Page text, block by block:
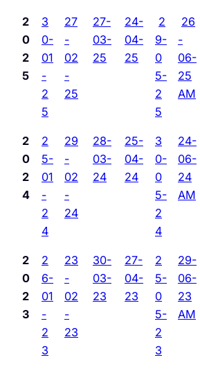
2
0
2
5
3
0-
01
-
2
5
27
-
02
-
25
27-
03-
25
24-
04-
25
2
9-
0
5-
2
5
26
-
06-
25
AM
2
0
2
4
2
5-
01
-
2
4
29
-
02
-
24
28-
03-
24
25-
04-
24
3
0-
0
5-
2
4
24-
06-
24
AM
2
0
2
3
2
6-
01
-
2
3
23
-
02
-
23
30-
03-
23
27-
04-
23
2
5-
0
5-
2
3
29-
06-
23
AM